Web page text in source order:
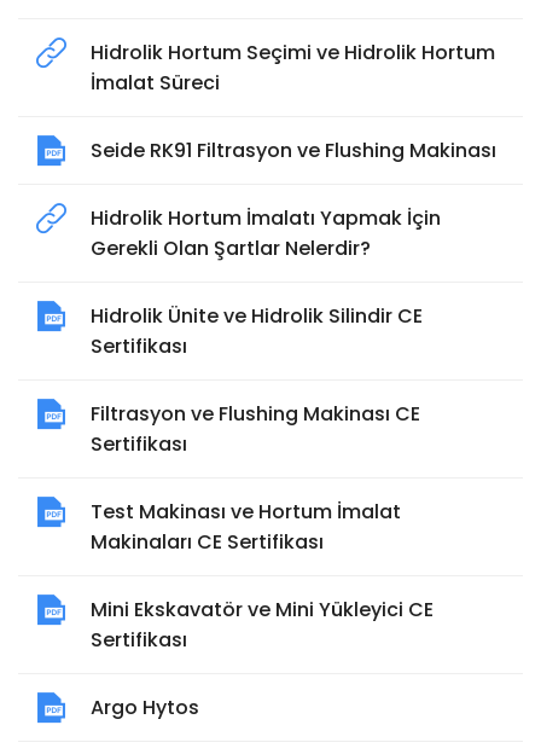
Hidrolik Hortum Seçimi ve Hidrolik Hortum
İmalat Süreci
Seide RK91 Filtrasyon ve Flushing Makinası
Hidrolik Hortum İmalatı Yapmak İçin
Gerekli Olan Şartlar Nelerdir?
Hidrolik Ünite ve Hidrolik Silindir CE
Sertifikası
Filtrasyon ve Flushing Makinası CE
Sertifikası
Test Makinası ve Hortum İmalat
Makinaları CE Sertifikası
Mini Ekskavatör ve Mini Yükleyici CE
Sertifikası
Argo Hytos